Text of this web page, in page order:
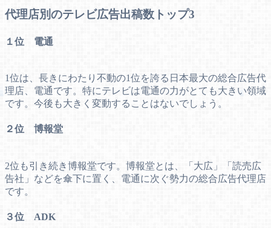
代理店別のテレビ広告出稿数トップ3
１位 電通
1位は、長きにわたり不動の1位を誇る日本最大の総合広告代
理店、電通です。特にテレビは電通の力がとても大きい領域
です。今後も大きく変動することはないでしょう。
２位 博報堂
2位も引き続き博報堂です。博報堂とは、「大広」「読売広
告社」などを傘下に置く、電通に次ぐ勢力の総合広告代理店
です。
３位 ADK